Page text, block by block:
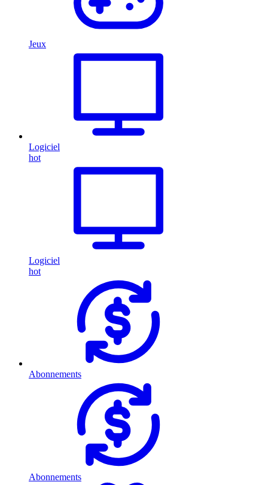
Jeux
Logiciel
hot
Logiciel
hot
Abonnements
Abonnements